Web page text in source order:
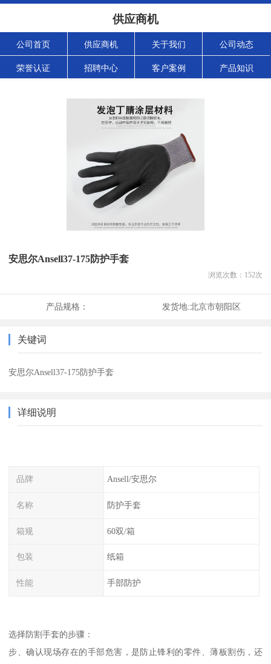
供应商机
公司首页 供应商机 关于我们 公司动态
荣誉认证 招聘中心 客户案例 产品知识
安思尔Ansell37-175防护手套
浏览次数： 152次
产品规格： 发货地:北京市朝阳区
关键词
安思尔Ansell37-175防护手套
详细说明
品牌 Ansell/安思尔
名称 防护手套
箱规 60双/箱
包装 纸箱
性能 手部防护
选择防割手套的步骤：
步、确认现场存在的手部危害，是防止锋利的零件、薄板割伤，还